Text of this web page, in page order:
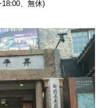
、無休)